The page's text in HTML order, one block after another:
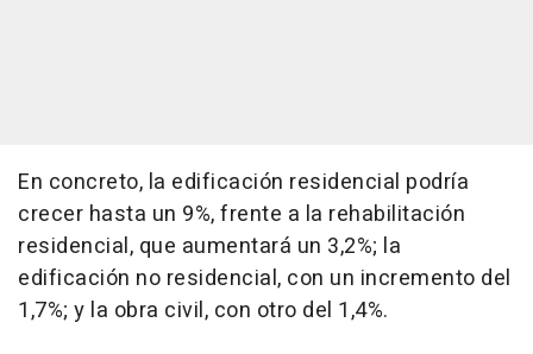
En concreto, la edificación residencial podría
crecer hasta un 9%, frente a la rehabilitación
residencial, que aumentará un 3,2%; la
edificación no residencial, con un incremento del
1,7%; y la obra civil, con otro del 1,4%.